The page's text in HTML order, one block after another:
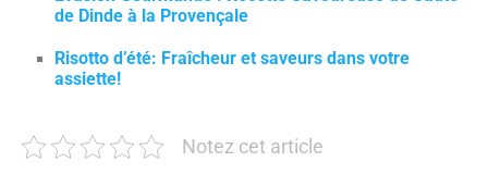
de Dinde à la Provençale
Risotto d’été: Fraîcheur et saveurs dans votre
assiette!
Notez cet article